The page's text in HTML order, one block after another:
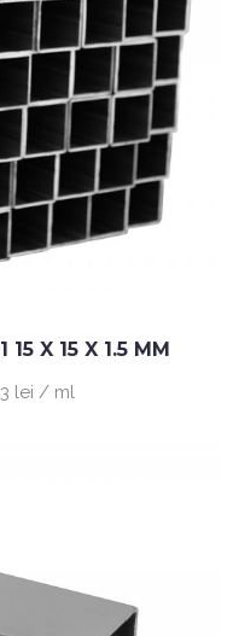
X 15 X 1.5 MM
lei / ml